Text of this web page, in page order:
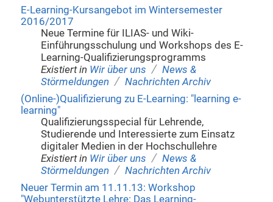
E-Learning-Kursangebot im Wintersemester
2016/2017
Neue Termine für ILIAS- und Wiki-
Einführungsschulung und Workshops des E-
Learning-Qualifizierungsprogramms
Existiert in Wir über uns / News &
Störmeldungen / Nachrichten Archiv
(Online-)Qualifizierung zu E-Learning: "learning e-
learning"
Qualifizierungsspecial für Lehrende,
Studierende und Interessierte zum Einsatz
digitaler Medien in der Hochschullehre
Existiert in Wir über uns / News &
Störmeldungen / Nachrichten Archiv
Neuer Termin am 11.11.13: Workshop
"Webunterstützte Lehre: Das Learning-